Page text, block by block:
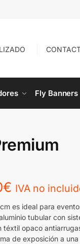
Fly Banners
€ IVA no
es ideal para
tubular con
téxtil opaco
de exposición a